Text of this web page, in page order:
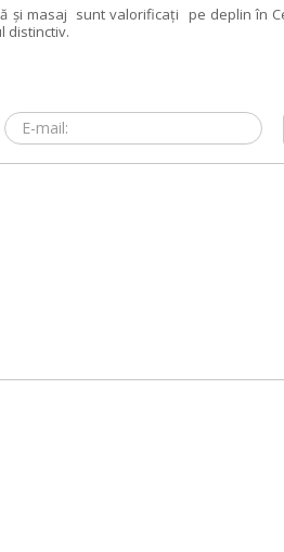
și masaj sunt valorificați pe deplin în
distinctiv.